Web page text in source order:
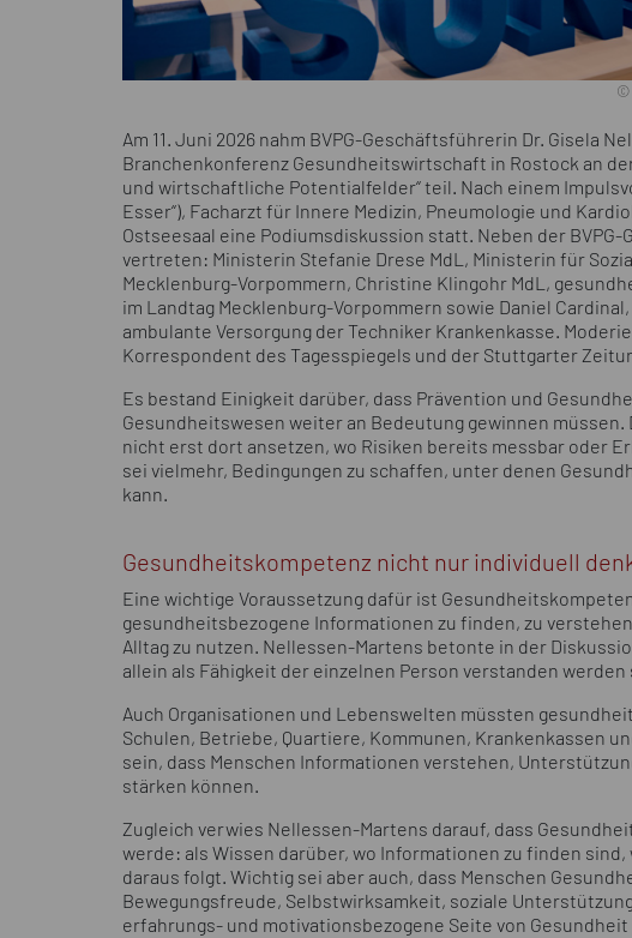
©
Am 11. Juni 2026 nahm BVPG-Geschäftsführerin Dr. Gisela
Branchenkonferenz Gesundheitswirtschaft in Rostock an
und wirtschaftliche Potentialfelder“ teil. Nach einem
Esser“), Facharzt für Innere Medizin, Pneumologie und
Ostseesaal eine Podiumsdiskussion statt. Neben der
vertreten: Ministerin Stefanie Drese MdL, Ministerin für
Mecklenburg-Vorpommern, Christine Klingohr MdL,
im Landtag Mecklenburg-Vorpommern sowie Daniel
ambulante Versorgung der Techniker Krankenkasse.
Korrespondent des Tagesspiegels und der Stuttgarter
Es bestand Einigkeit darüber, dass Prävention und
Gesundheitswesen weiter an Bedeutung gewinnen
nicht erst dort ansetzen, wo Risiken bereits messbar oder
sei vielmehr, Bedingungen zu schaffen, unter denen
kann.
Gesundheitskompetenz nicht nur individuell
Eine wichtige Voraussetzung dafür ist
gesundheitsbezogene Informationen zu finden, zu
Alltag zu nutzen. Nellessen-Martens betonte in der
allein als Fähigkeit der einzelnen Person verstanden werden
Auch Organisationen und Lebenswelten müssten
Schulen, Betriebe, Quartiere, Kommunen, Krankenkassen
sein, dass Menschen Informationen verstehen,
stärken können.
Zugleich verwies Nellessen-Martens darauf, dass
werde: als Wissen darüber, wo Informationen zu finden
daraus folgt. Wichtig sei aber auch, dass Menschen
Bewegungsfreude, Selbstwirksamkeit, soziale
erfahrungs- und motivationsbezogene Seite von